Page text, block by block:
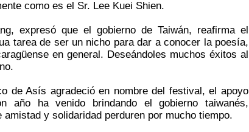
como es el Sr. Lee Kuei Shien.
expresó que el gobierno de Taiwán, reafirma el
tarea de ser un nicho para dar a conocer la poesía,
en general. Deseándoles muchos éxitos al
de Asís agradeció en nombre del festival, el apoyo
año ha venido brindando el gobierno taiwanés,
y solidaridad perduren por mucho tiempo.